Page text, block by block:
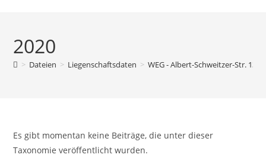
2020
> Dateien > Liegenschaftsdaten > WEG - Albert-Schweitzer-Str. 13-
Es gibt momentan keine Beiträge, die unter dieser
Taxonomie veröffentlicht wurden.